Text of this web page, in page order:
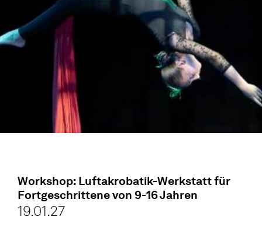
Workshop: Luftakrobatik-Werkstatt für
Fortgeschrittene von 9-16 Jahren
19.01.27